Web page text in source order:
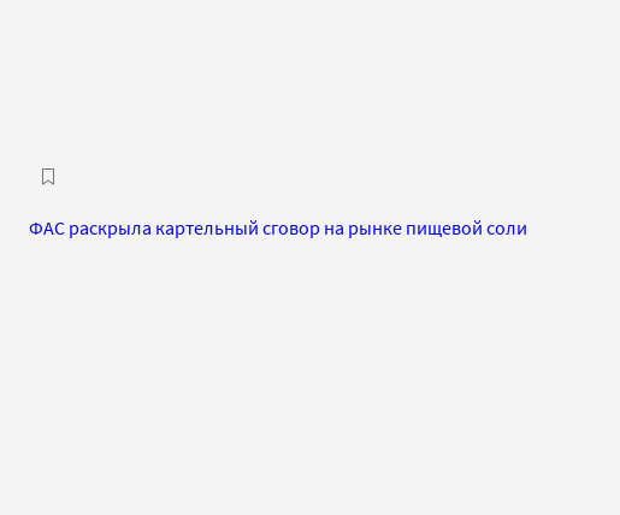
ФАС раскрыла картельный сговор на рынке пищевой соли